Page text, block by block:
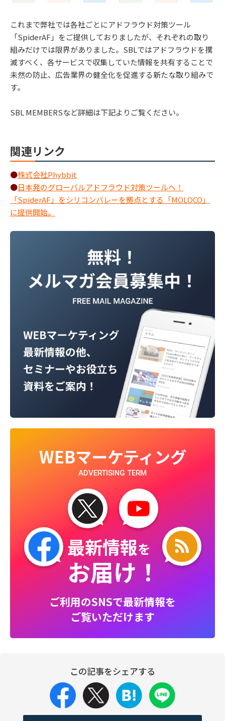
これまで弊社では各社ごとにアドフラウド対策ツール
「SpiderAF」をご提供しておりましたが、それぞれの取り
組みだけでは限界がありました。SBLではアドフラウドを撲
滅すべく、各サービスで収集していた情報を共有することで
未然の防止、広告業界の健全化を促進する新たな取り組みで
す。
SBL MEMBERSなど詳細は下記よりご覧ください。
関連リンク
●株式会社Phybbit
●日本発のグローバルアドフラウド対策ツールへ！
「SpiderAF」をシリコンバレーを拠点とする「MOLOCO」
に提供開始。
WEBマーケティング
ADVERTISING TERM
最新情報を
お届け！
ご利用のSNSで最新情報を
ご覧いただけます
この記事をシェアする